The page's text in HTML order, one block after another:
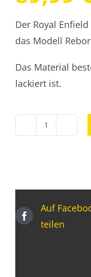
Der Royal
das Modell
Das Material
lackiert ist.
Royal
Menge
Auf
teilen